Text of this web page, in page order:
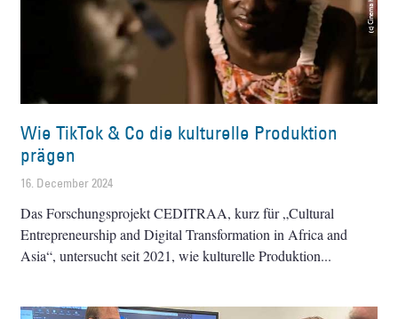
Wie TikTok & Co die kulturelle Produktion
prägen
16. December 2024
Das Forschungsprojekt CEDITRAA, kurz für „Cultural
Entrepreneurship and Digital Transformation in Africa and
Asia“, untersucht seit 2021, wie kulturelle Produktion